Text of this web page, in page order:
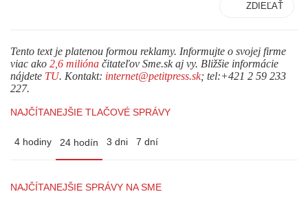
ZDIEĽAŤ
Tento text je platenou formou reklamy. Informujte o svojej firme
viac ako 2,6 milióna čitateľov Sme.sk aj vy. Bližšie informácie
nájdete TU. Kontakt: internet@petitpress.sk; tel:+421 2 59 233
227.
NAJČÍTANEJŠIE TLAČOVÉ SPRÁVY
4 hodiny 24 hodín 3 dni 7 dní
NAJČÍTANEJŠIE SPRÁVY NA SME